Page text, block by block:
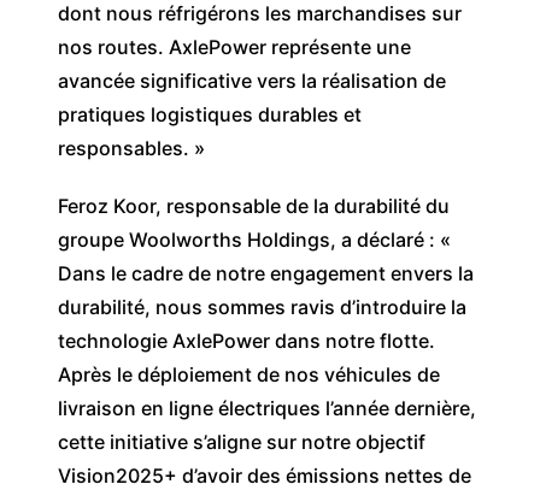
dont nous réfrigérons les marchandises sur
nos routes. AxlePower représente une
avancée significative vers la réalisation de
pratiques logistiques durables et
responsables. »
Feroz Koor, responsable de la durabilité du
groupe Woolworths Holdings, a déclaré : «
Dans le cadre de notre engagement envers la
durabilité, nous sommes ravis d’introduire la
technologie AxlePower dans notre flotte.
Après le déploiement de nos véhicules de
livraison en ligne électriques l’année dernière,
cette initiative s’aligne sur notre objectif
Vision2025+ d’avoir des émissions nettes de